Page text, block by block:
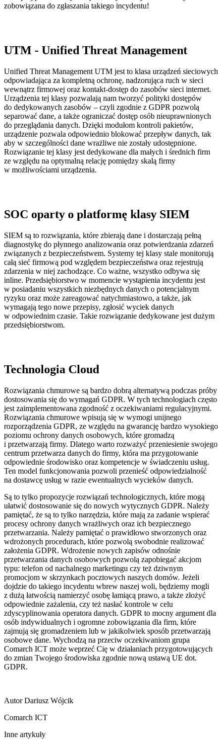
zobowiązana do zgłaszania takiego incydentu!
UTM - Unified Threat Management
Unified Threat Management UTM jest to klasa urządzeń sieciowych
odpowiadająca za kompletną ochronę, nadzorująca ruch w sieci
wewnątrz firmowej oraz kontakt-dostęp do zasobów sieci internet.
Urządzenia tej klasy pozwalają nam tworzyć polityki dostępów
do dedykowanych zasobów – czyli zgodnie z GDPR pozwolą
separować dane, a także ograniczać dostęp osób nieuprawnionych
do przeglądania danych. Dzięki modułom kontroli pakietów,
urządzenie pozwala odpowiednio blokować przepływ danych, tak
aby w szczególności dane wrażliwe nie zostały udostępnione.
Rozwiązanie tej klasy jest dedykowane dla małych i średnich firm
ze względu na optymalną relację pomiędzy skalą firmy
w możliwościami urządzenia.
SOC oparty o platformę klasy SIEM
SIEM są to rozwiązania, które zbierają dane i dostarczają pełną
diagnostykę do płynnego analizowania oraz potwierdzania zdarzeń
związanych z bezpieczeństwem. Systemy tej klasy stale monitorują
całą sieć firmową pod względem bezpieczeństwa oraz rejestrują
zdarzenia w niej zachodzące. Co ważne, wszystko odbywa się
inline. Przedsiębiorstwo w momencie wystąpienia incydentu jest
w posiadaniu wszystkich niezbędnych danych o potencjalnym
ryzyku oraz może zareagować natychmiastowo, a także, jak
wymagają tego nowe przepisy, zgłosić wyciek danych
w odpowiednim czasie. Takie rozwiązanie dedykowane jest dużym
przedsiębiorstwom.
Technologia Cloud
Rozwiązania chmurowe są bardzo dobrą alternatywą podczas próby
dostosowania się do wymagań GDPR. W tych technologiach często
jest zaimplementowana zgodność z oczekiwaniami regulacyjnymi.
Rozwiązania chmurowe wpisują się w wymogi unijnego
rozporządzenia GDPR, ze względu na gwarancję bardzo wysokiego
poziomu ochrony danych osobowych, które gromadzą
i przetwarzają firmy. Dlatego warto rozważyć przeniesienie swojego
centrum przetwarza danych do firmy, która ma przygotowanie
odpowiednie środowisko oraz kompetencje w świadczeniu usług.
Ten model funkcjonowania pozwoli przenieść odpowiedzialność
na dostawcę usług w razie ewentualnych wycieków danych.
Są to tylko propozycje rozwiązań technologicznych, które mogą
ułatwić dostosowanie się do nowych wytycznych GDPR. Należy
pamiętać, że są to tylko narzędzia, które mają za zadanie wspierać
procesy ochrony danych wrażliwych oraz ich bezpiecznego
przetwarzania. Należy pamiętać o prawidłowo stworzonych oraz
wdrożonych procedurach, które pozwolą swobodnie realizować
założenia GDPR. Wdrożenie nowych zapisów odnośnie
przetwarzania danych osobowych pozwolą zapobiegać akcjom
typu: telefon od nachalnego marketingu czy też dziwnym
promocjom w skrzynkach pocztowych naszych domów. Jeżeli
dojdzie do takiego incydentu wbrew naszej woli, będziemy mogli
z dużą łatwością namierzyć osobę łamiącą prawo, a także złożyć
odpowiednie zażalenia, czy też nasłać kontrole w celu
zdyscyplinowania operatora danych. GDPR to mocny argument dla
osób indywidualnych i ogromne zobowiązania dla firm, które
zajmują się gromadzeniem lub w jakikolwiek sposób przetwarzają
osobowe dane. Wychodzą na przeciw oczekiwaniom grupa
Comarch ICT może weprzeć Cię w działaniach przygotowujących
do zmian Twojego środowiska zgodnie nową ustawą UE dot.
GDPR.
Autor Dariusz Wójcik
Comarch ICT
Inne artykuły